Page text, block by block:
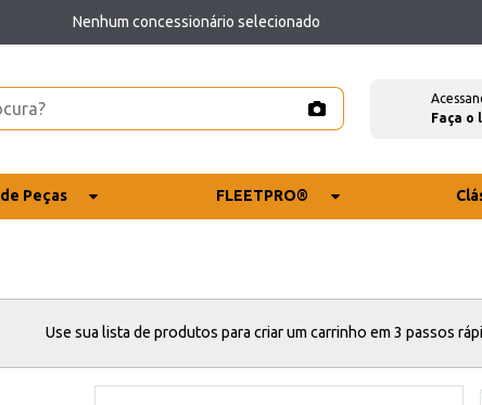
Nenhum concessionário selecionado
Faça o
Peças FLEETPRO®
Use sua lista de produtos para criar um carrinho em 3 passos